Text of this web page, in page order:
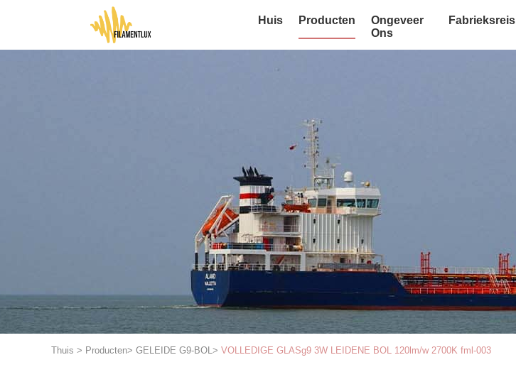
Huis Producten
Ongeveer
Ons
Fabrieksreis
Thuis > Producten> GELEIDE G9-BOL> VOLLEDIGE GLASg9 3W LEIDENE BOL 120lm/w 2700K fml-003